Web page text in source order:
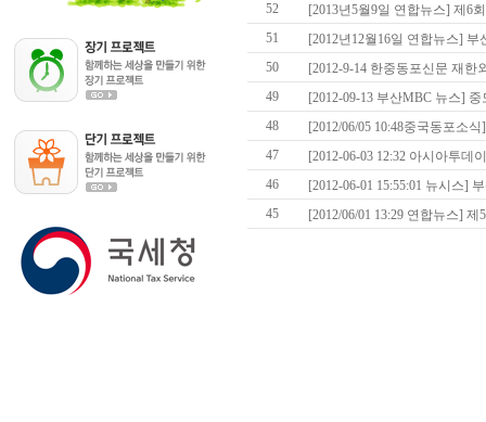
52
[2013년5월9일 연합뉴스] 제6
51
[2012년12월16일 연합뉴스]
50
[2012-9-14 한중동포신문 재한
49
[2012-09-13 부산MBC 뉴스]
48
[2012/06/05 10:48중국동포소
47
[2012-06-03 12:32 아시아투데
46
[2012-06-01 15:55:01 뉴시스]
45
[2012/06/01 13:29 연합뉴스]